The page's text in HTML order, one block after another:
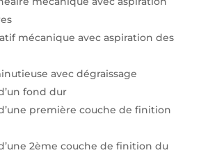
mécanique avec aspiration des
avec dégraissage
fond dur
première couche de finition
2ème couche de finition du